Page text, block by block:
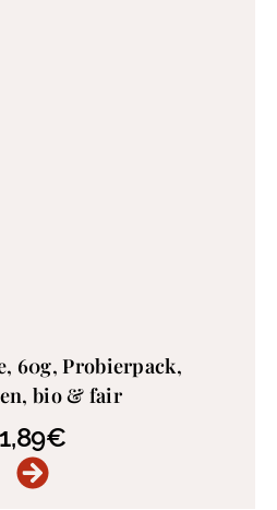
60g, Probierpack,
bio & fair
1,89€